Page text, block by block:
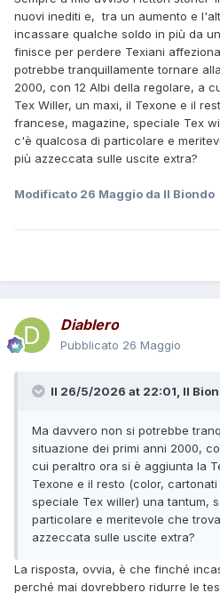
nuovi inediti e, tra un aumento e
incassare qualche soldo in più da
finisce per perdere Texiani
potrebbe tranquillamente tornare
2000, con 12 Albi della regolare, a
Tex Willer, un maxi, il Texone e il
francese, magazine, speciale Tex
c'è qualcosa di particolare e
più azzeccata sulle uscite extra?
Modificato 26 Maggio da Il Biondo
Diablero
Pubblicato 26 Maggio
Il 26/5/2026 at 22:01, Il
Ma davvero non si potrebbe
situazione dei primi anni 2000,
cui peraltro ora si è aggiunta la
Texone e il resto (color,
speciale Tex willer) una tantum,
particolare e meritevole che
azzeccata sulle uscite extra?
La risposta, ovvia, è che finché
perché mai dovrebbero ridurre le